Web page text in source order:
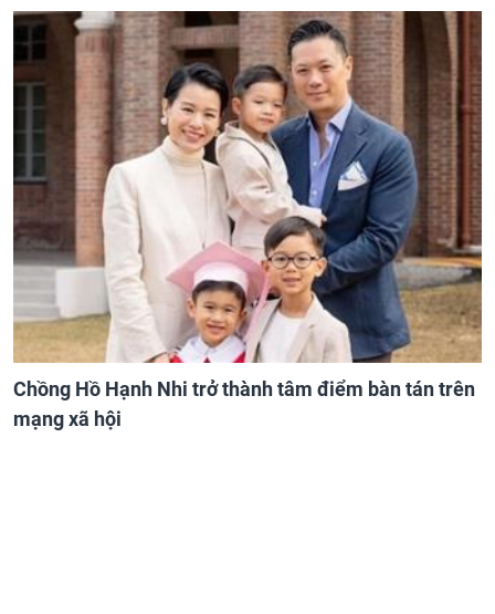
Chồng Hồ Hạnh Nhi trở thành tâm điểm bàn tán trên
mạng xã hội